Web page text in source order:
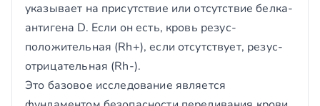
указывает на присутствие или отсутствие белка-
антигена D. Если он есть, кровь резус-
положительная (Rh+), если отсутствует, резус-
отрицательная (Rh-).
Это базовое исследование является